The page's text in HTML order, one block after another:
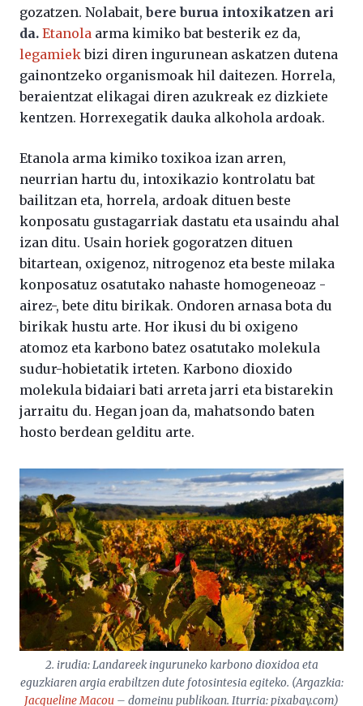
gozatzen. Nolabait,bere burua intoxikatzen ari
da. Etanola arma kimiko bat besterik ez da,
legamiekbizi diren ingurunean askatzen dutena
gainontzeko organismoak hil daitezen. Horrela,
beraientzat elikagai diren azukreak ez dizkiete
kentzen. Horrexegatik dauka alkohola ardoak.
Etanola arma kimiko toxikoa izan arren,
neurrian hartu du, intoxikazio kontrolatu bat
bailitzan eta, horrela, ardoak dituen beste
konposatu gustagarriak dastatu eta usaindu ahal
izan ditu. Usain horiek gogoratzen dituen
bitartean, oxigenoz, nitrogenoz eta beste milaka
konposatuz osatutako nahaste homogeneoaz -
airez-, bete ditu birikak. Ondoren arnasa bota du
birikak hustu arte. Hor ikusi du bi oxigeno
atomoz eta karbono batez osatutako molekula
sudur-hobietatik irteten. Karbono dioxido
molekula bidaiari bati arreta jarri eta bistarekin
jarraitu du. Hegan joan da, mahatsondo baten
hosto berdean gelditu arte.
2. irudia: Landareek inguruneko karbono dioxidoa eta
eguzkiaren argia erabiltzen dute fotosintesia egiteko. (Argazkia:
Jacqueline Macou – domeinu publikoan. Iturria: pixabay.com)